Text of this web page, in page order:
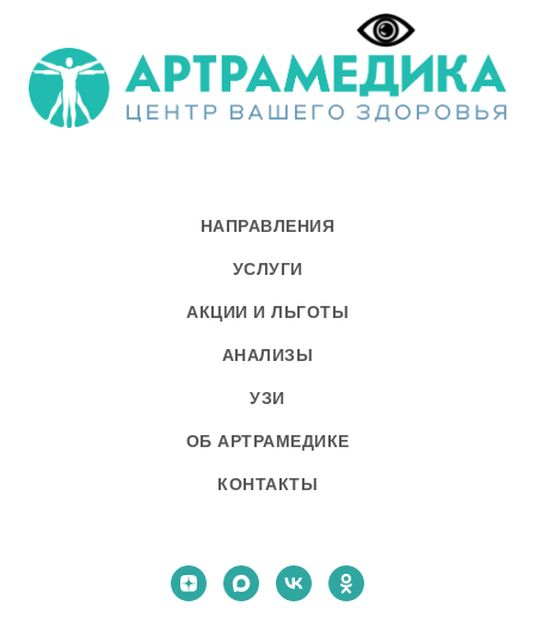
НАПРАВЛЕНИЯ
УСЛУГИ
АКЦИИ И ЛЬГОТЫ
АНАЛИЗЫ
УЗИ
ОБ АРТРАМЕДИКЕ
КОНТАКТЫ